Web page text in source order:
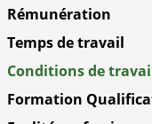
Rémunération
Temps de travail
Conditions de
Formation